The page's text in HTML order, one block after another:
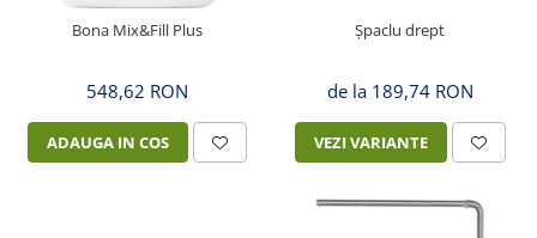
Bona Mix&Fill Plus
548,62 RON
ADAUGA IN COS
Şpaclu drept
de la 189,74 RON
VEZI VARIANTE